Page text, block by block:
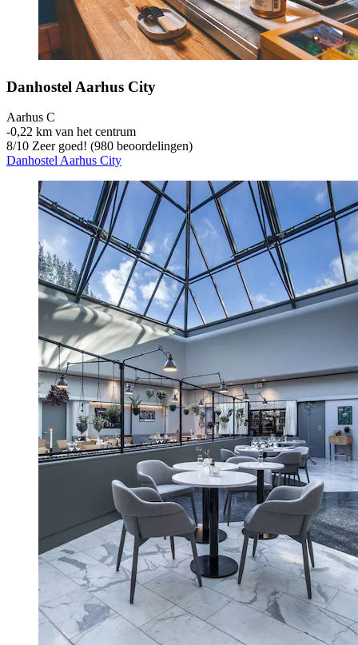
Danhostel Aarhus City
Aarhus C
‐0,22 km van het centrum
8/10 Zeer goed! (980 beoordelingen)
Danhostel Aarhus City